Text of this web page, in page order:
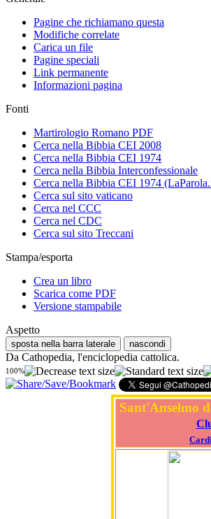
Pagine che richiamano questa
Modifiche correlate
Carica un file
Pagine speciali
Link permanente
Informazioni pagina
Fonti
Martirologio Romano PDF
Cerca nella Bibbia CEI 2008
Cerca nella Bibbia CEI 1974
Cerca nella Bibbia Interconfessionale
Cerca nella Bibbia CEI 1974
Cerca sul sito vaticano
Cerca nel CCC
Cerca nel CDC
Cerca sul sito Treccani
Stampa/esporta
Crea un libro
Scarica come PDF
Versione stampabile
Aspetto
sposta nella barra laterale nascondi
Da Cathopedia, l'enciclopedia cattolica.
100%
Sant'Anselmo